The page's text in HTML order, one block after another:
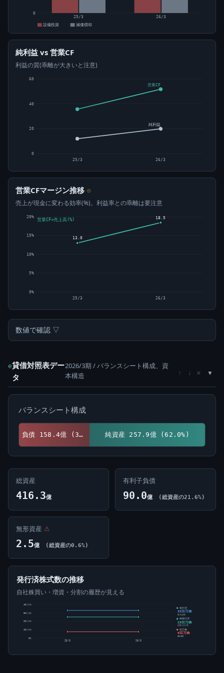
0
25/3
26/3
設備投資
減価償却
純利益 vs 営業CF
利益の質(乖離が大きいと注意)
0
20
40
60
営業CF
純利益
25/3 26/3
営業CFマージン推移 ⊙
売上が現金に変わる効率(%)。利益率との乖離は要注意
0%
5%
10%
15%
20%
13.0
25/3
18.5
26/3
営業CF÷売上高(%)
数値で確認 ▽
e貸借対照表デー
タ
2026/3期 / バランスシート構成、資
本構造
↑ ↓ ×
バランスシート構成
負債 158.4億 (38.0%) 純資産 257.9億 (62.0%)
総資産
416.3億
有利子負債
90.0億 (総資産の21.6%)
無形資産 ⚠
2.5億 (総資産の0.6%)
発行済株式数の推移
自社株買い・増資・分割の履歴が見える
0株
10百万株
20百万株
30百万株
40百万株
25/3 26/3
発行済
33百万株
株式総数
純発行済
25百万株
総数-自己株
自己株
8百万株
23.61%